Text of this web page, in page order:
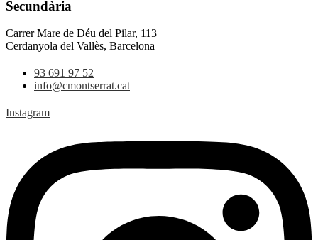
Secundària
Carrer Mare de Déu del Pilar, 113
Cerdanyola del Vallès, Barcelona
93 691 97 52
info@cmontserrat.cat
Instagram